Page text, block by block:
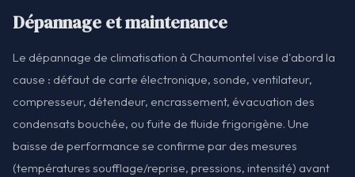
Dépannage et maintenance
Le dépannage de climatisation à Chaumontel vise d'abord la
cause : défaut de carte électronique, sonde, ventilateur,
compresseur, détendeur, encrassement, évacuation des
condensats bouchée, ou fuite de fluide frigorigène. Une
baisse de performance se confirme par des mesures
(températures soufflage/reprise, pressions, intensité) avant